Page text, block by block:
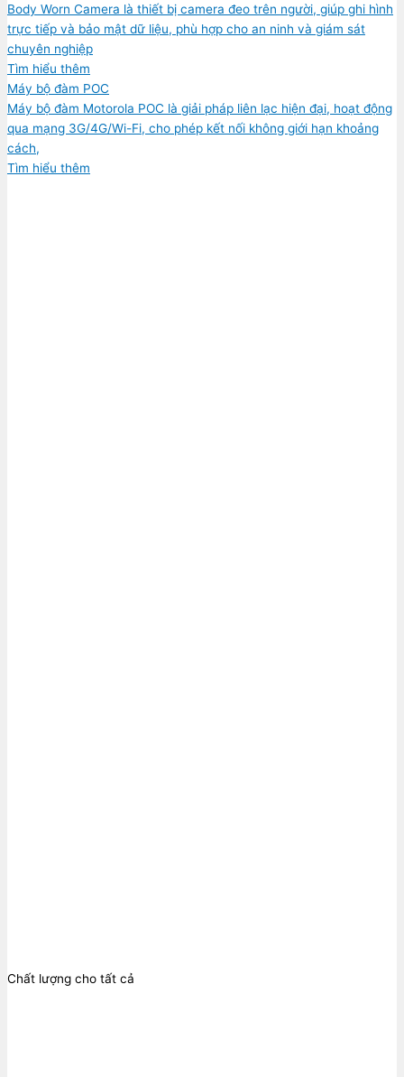
Body Worn Camera là thiết bị camera đeo trên người, giúp ghi hình
trực tiếp và bảo mật dữ liệu, phù hợp cho an ninh và giám sát
chuyên nghiệp
Tìm hiểu thêm
Máy bộ đàm POC
Máy bộ đàm Motorola POC là giải pháp liên lạc hiện đại, hoạt động
qua mạng 3G/4G/Wi-Fi, cho phép kết nối không giới hạn khoảng
cách,
Tìm hiểu thêm
Chất lượng cho tất cả